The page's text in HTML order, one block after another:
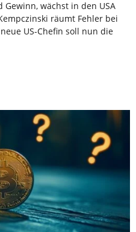
Gewinn, wächst in den USA
räumt Fehler bei
US-Chefin soll nun die